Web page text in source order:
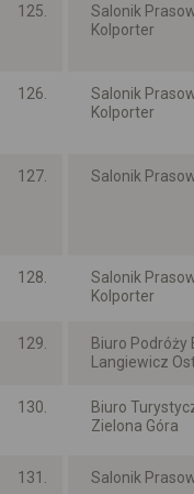
125.
Salonik
Kolporter
126.
Salonik
Kolporter
127. Salonik
128.
Salonik
Kolporter
129.
Biuro Podróży
Langiewicz
130.
Biuro
Zielona Góra
131.
Salonik